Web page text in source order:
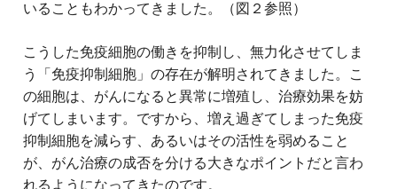
いることもわかってきました。（図２参照）
こうした免疫細胞の働きを抑制し、無力化させてしま
う「免疫抑制細胞」の存在が解明されてきました。こ
の細胞は、がんになると異常に増殖し、治療効果を妨
げてしまいます。ですから、増え過ぎてしまった免疫
抑制細胞を減らす、あるいはその活性を弱めること
が、がん治療の成否を分ける大きなポイントだと言わ
れるようになってきたのです。